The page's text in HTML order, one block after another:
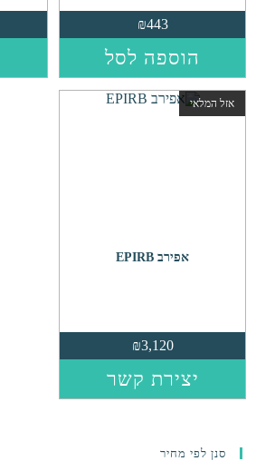
₪443
הוספה לסל
אזל המלאי
אפירב EPIRB
₪3,120
יצירת קשר
סנן לפי מחיר